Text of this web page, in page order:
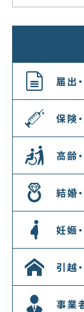
届出
保険
高齢
結婚
妊娠
引越
事業